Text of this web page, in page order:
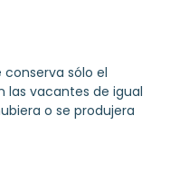
sólo el
las vacantes de igual
o se produjera